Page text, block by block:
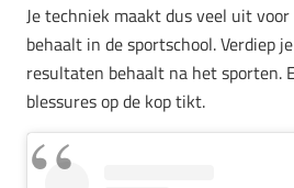
Je techniek maakt dus veel uit
behaalt in de sportschool. Verdiep
resultaten behaalt na het sporten.
blessures op de kop tikt.